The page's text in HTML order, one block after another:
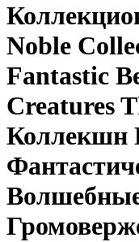
Noble
Fantastic
Creatures
Коллекшн